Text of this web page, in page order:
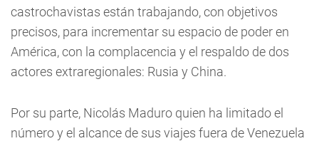
castrochavistas están trabajando, con objetivos
precisos, para incrementar su espacio de poder en
América, con la complacencia y el respaldo de dos
actores extraregionales: Rusia y China.
Por su parte, Nicolás Maduro quien ha limitado el
número y el alcance de sus viajes fuera de Venezuela